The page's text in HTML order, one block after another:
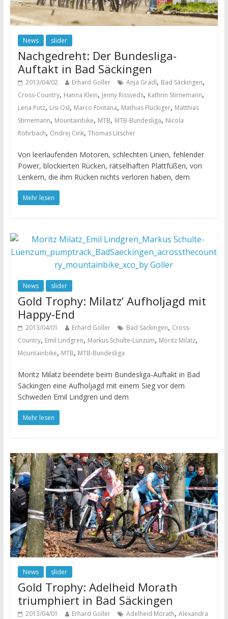
News slider
Nachgedreht: Der Bundesliga-
Auftakt in Bad Säckingen
2013/04/02 Erhard Goller Anja Gradl, Bad Säckingen,
Cross-Country, Hanna Klein, Jenny Rissveds, Kathrin Stirnemann,
Lena Putz, Lisi Osl, Marco Fontana, Mathias Flückiger, Matthias
Stirnemann, Mountainbike, MTB, MTB-Bundesliga, Nicola
Rohrbach, Ondrej Cink, Thomas Litscher
Von leerlaufenden Motoren, schlechten Linien, fehlender
Power, blockierten Rücken, rätselhaften Plattfüßen, von
Lenkern, die ihm Rücken nichts verloren haben, dem
Mehr lesen
News slider
Gold Trophy: Milatz‘ Aufholjagd mit
Happy-End
2013/04/01 Erhard Goller Bad Säckingen, Cross-
Country, Emil Lindgren, Markus Schulte-Lünzum, Moritz Milatz,
Mountainbike, MTB, MTB-Bundesliga
Moritz Milatz beendete beim Bundesliga-Auftakt in Bad
Säckingen eine Aufholjagd mit einem Sieg vor dem
Schweden Emil Lindgren und dem
Mehr lesen
News slider
Gold Trophy: Adelheid Morath
triumphiert in Bad Säckingen
2013/04/01 Erhard Goller Adelheid Morath, Alexandra